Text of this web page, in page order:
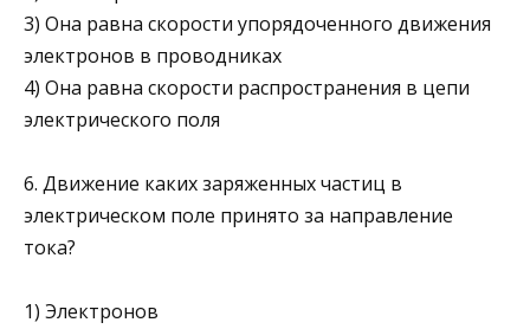
3) Она равна скорости упорядоченного движения
электронов в проводниках
4) Она равна скорости распространения в цепи
электрическо­го поля
6. Движение каких заряженных частиц в
электрическом поле принято за направление
тока?
1) Электронов